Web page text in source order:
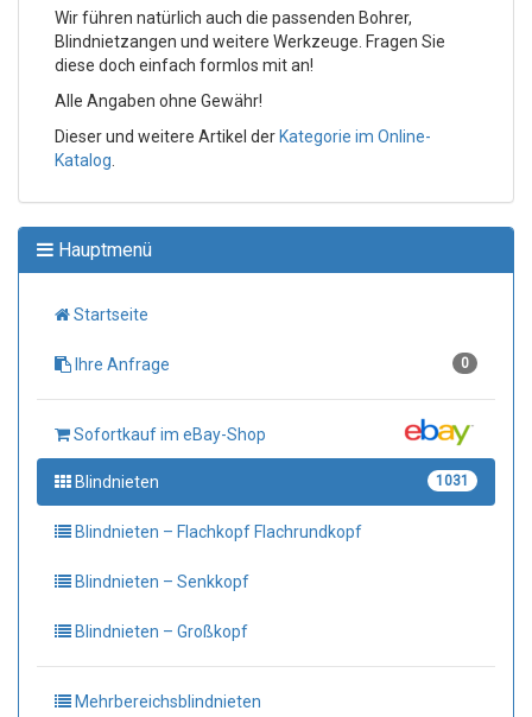
Wir führen natürlich auch die passenden Bohrer,
Blindnietzangen und weitere Werkzeuge. Fragen Sie
diese doch einfach formlos mit an!
Alle Angaben ohne Gewähr!
Dieser und weitere Artikel der Kategorie im Online-
Katalog
Hauptmenü
Startseite
Ihre Anfrage 0
Sofortkauf im eBay-Shop
Blindnieten 1031
Blindnieten – Flachkopf Flachrundkopf
Blindnieten – Senkkopf
Blindnieten – Großkopf
Mehrbereichsblindnieten